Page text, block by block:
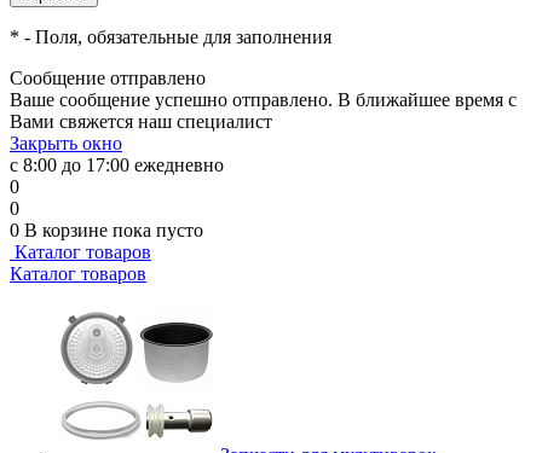
* - Поля, обязательные для заполнения
Сообщение отправлено
Ваше сообщение успешно отправлено. В ближайшее время с
Вами свяжется наш специалист
Закрыть окно
с 8:00 до 17:00 ежедневно
0
0
0 В корзине пока пусто
Каталог товаров
Каталог товаров